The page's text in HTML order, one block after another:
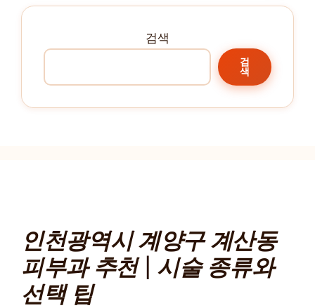
뉴
검색
검
색
인천광역시 계양구 계산동
피부과 추천 | 시술 종류와
선택 팁